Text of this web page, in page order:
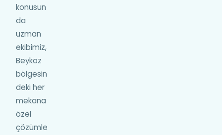
konusun
da
uzman
ekibimiz,
Beykoz
bölgesin
deki her
mekana
özel
çözümle